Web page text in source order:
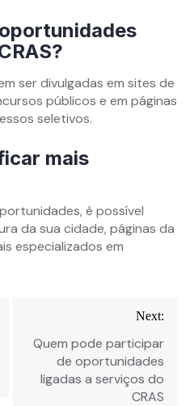
ser divulgadas em sites de
públicos e em páginas
seletivos.
mais
é possível
da sua cidade, páginas da
especializados em
Next:
Quem pode participar
de oportunidades
ligadas a serviços do
CRAS